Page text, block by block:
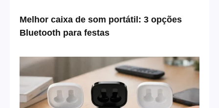
Melhor caixa de som portátil: 3 opções
Bluetooth para festas